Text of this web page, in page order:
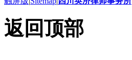
返回顶部